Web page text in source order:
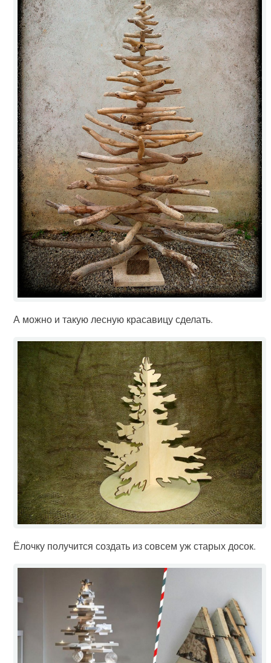
А можно и такую лесную красавицу сделать.
Ёлочку получится создать из совсем уж старых досок.